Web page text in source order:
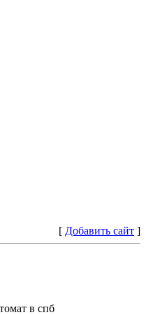
[ Добавить сайт ]
в спб